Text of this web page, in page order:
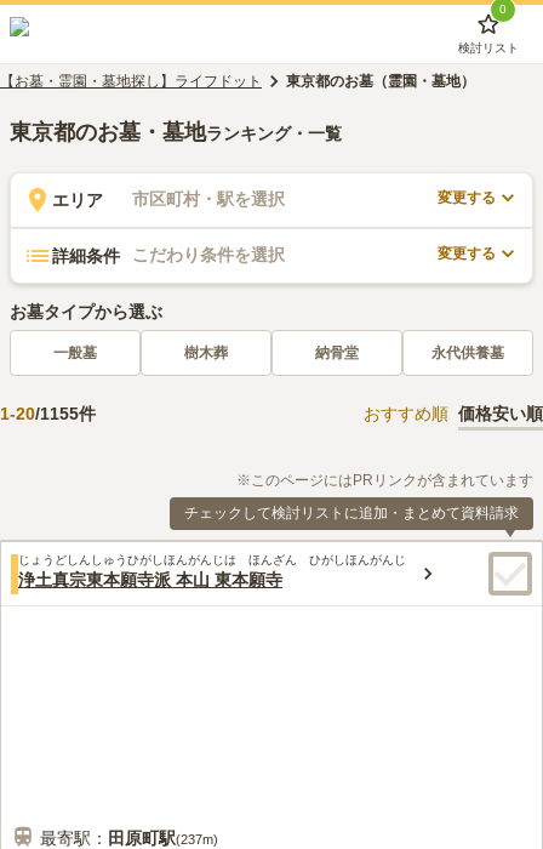
0
検討リスト
【お墓・霊園・墓地探し】ライフドット 東京都のお墓（霊園・墓地）
東京都のお墓・墓地ランキング・一覧
エリア 市区町村・駅を選択 変更する
詳細条件 こだわり条件を選択 変更する
お墓タイプから選ぶ
一般墓 樹木葬 納骨堂 永代供養墓
1-20/1155件 おすすめ順 価格安い順
※このページにはPRリンクが含まれています
チェックして検討リストに追加・まとめて資料請求
じょうどしんしゅうひがしほんがんじは ほんざん ひがしほんがんじ
浄土真宗東本願寺派 本山 東本願寺
最寄駅： 田原町駅(237m)